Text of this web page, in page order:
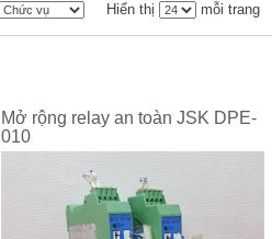
Hiển thị mỗi trang
Mở rộng relay an toàn JSK DPE-
010